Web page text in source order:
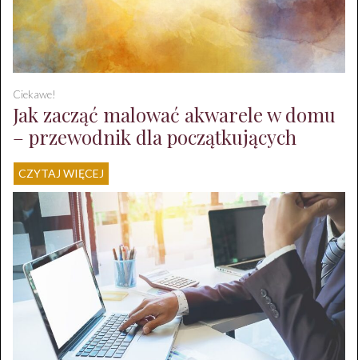
Jak zacząć malować akwarele w domu
– przewodnik dla początkujących
Ciekawe!
CZYTAJ WIĘCEJ